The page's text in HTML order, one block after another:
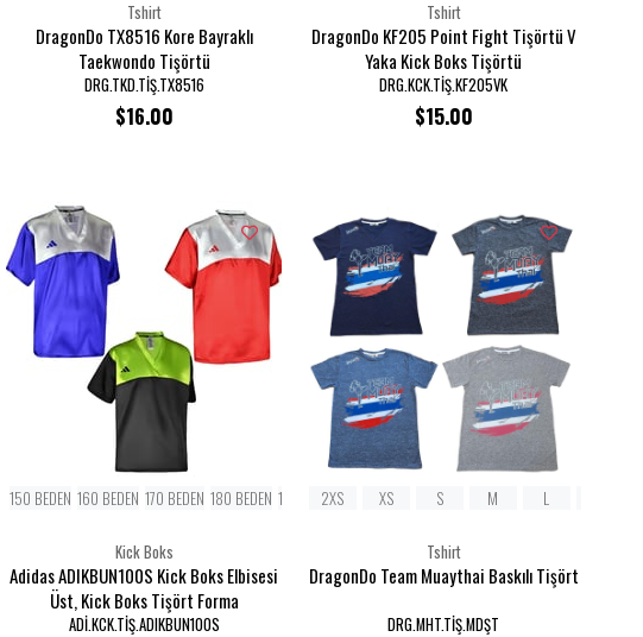
Tshirt
DragonDo TX8516 Kore Bayraklı
Taekwondo Tişörtü
DRG.TKD.TİŞ.TX8516
$16.00
Tshirt
DragonDo KF205 Point Fight Tişörtü V
Yaka Kick Boks Tişörtü
DRG.KCK.TİŞ.KF205VK
$15.00
2XL 3XL
Kick Boks
Adidas ADIKBUN100S Kick Boks Elbisesi
Üst, Kick Boks Tişört Forma
ADİ.KCK.TİŞ.ADIKBUN100S
150 BEDEN 160 BEDEN 170 BEDEN 180 BEDEN 190 BEDEN
Tshirt
DragonDo Team Muaythai Baskılı Tişört
DRG.MHT.TİŞ.MDŞT
2XS XS S M L